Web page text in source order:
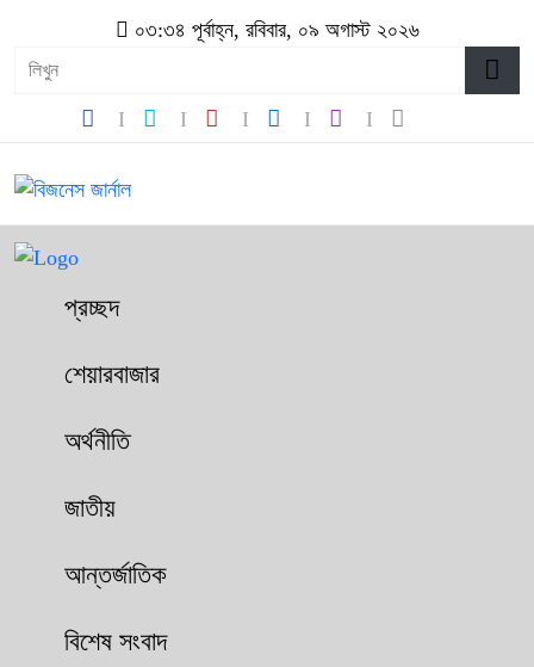
০৩:৩৪ পূর্বাহ্ন, রবিবার, ০৯ অগাস্ট ২০২৬
প্রচ্ছদ
শেয়ারবাজার
অর্থনীতি
জাতীয়
আন্তর্জাতিক
বিশেষ সংবাদ